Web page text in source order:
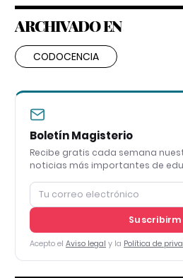
ARCHIVADO EN
CODOCENCIA
Boletín Magisterio
Recibe gratis cada semana
noticias más importantes de
Acepto el Aviso legal y la Política de